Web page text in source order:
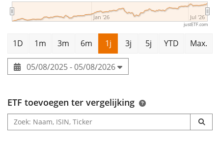
Jan '26 Jul '26
justETF.com
1D 1m 3m 6m 1j 3j 5j YTD Max.
05/08/2025 - 05/08/2026
ETF toevoegen ter vergelijking